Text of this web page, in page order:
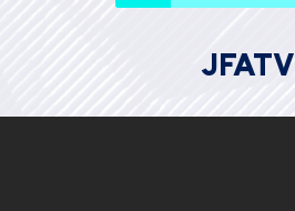
JFATV